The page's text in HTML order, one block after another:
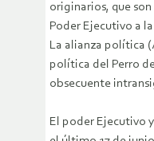
originarios, que
Poder Ejecutivo a
La alianza política
política del Perro
obsecuente
El poder Ejecutivo